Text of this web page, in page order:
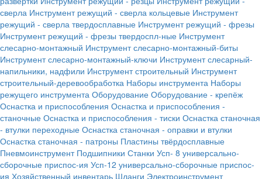
сверла Инструмент режущий - сверла кольцевые Инструмент
режущий - сверла твердосплавные Инструмент режущий - фрезы
Инструмент режущий - фрезы твердоспл-ные Инструмент
слесарно-монтажный Инструмент слесарно-монтажный-биты
Инструмент слесарно-монтажный-ключи Инструмент слесарный-
напильники, надфили Инструмент строительный Инструмент
строительный-деревообработка Наборы инструмента Наборы
режущего инструмента Оборудование Оборудование - крепёж
Оснастка и приспособления Оснастка и приспособления -
станочные Оснастка и приспособления - тиски Оснастка станочная
- втулки переходные Оснастка станочная - оправки и втулки
Оснастка станочная - патроны Пластины твёрдосплавные
Пневмоинструмент Подшипники Станки Усп- 8 универсально-
сборочные приспос-ия Усп-12 универсально-сборочные приспос-
ия Хозяйственный инвентарь Шланги Электроинструмент